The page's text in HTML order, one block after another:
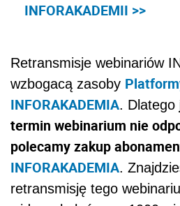
INFORAKADEMII >>
Retransmisje webinariów
wzbogacą zasoby
INFORAKADEMIA. Dlatego
termin webinarium nie
polecamy zakup
INFORAKADEMIA.
retransmisję tego